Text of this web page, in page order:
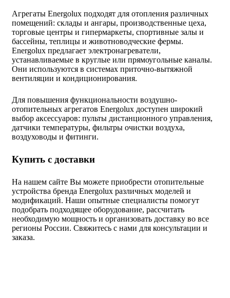
Агрегаты Energolux подходят для отопления различных
помещений: склады и ангары, производственные цеха,
торговые центры и гипермаркеты, спортивные залы и
бассейны, теплицы и животноводческие фермы.
Energolux предлагает электронагреватели,
устанавливаемые в круглые или прямоугольные каналы.
Они используются в системах приточно-вытяжной
вентиляции и кондиционирования.
Для повышения функциональности воздушно-
отопительных агрегатов Energolux доступен широкий
выбор аксессуаров: пульты дистанционного управления,
датчики температуры, фильтры очистки воздуха,
воздуховоды и фитинги.
Купить с доставки
На нашем сайте Вы можете приобрести отопительные
устройства бренда Energolux различных моделей и
модификаций. Наши опытные специалисты помогут
подобрать подходящее оборудование, рассчитать
необходимую мощность и организовать доставку во все
регионы России. Свяжитесь с нами для консультации и
заказа.